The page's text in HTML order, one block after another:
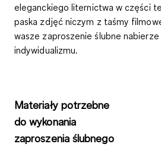
eleganckiego liternictwa w części
paska zdjęć niczym z taśmy
wasze zaproszenie ślubne
indywidualizmu.
Materiały potrzebne
do wykonania
zaproszenia ślubnego